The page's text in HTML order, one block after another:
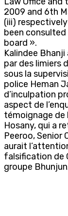
2009 and 6th
(iii)
been
board ».
Kalindee
par des limiers
sous la
police Heman
d’inculpation
aspect de
témoignage de
Hosany, qui a
Peeroo, Senior
aurait
falsification de
groupe